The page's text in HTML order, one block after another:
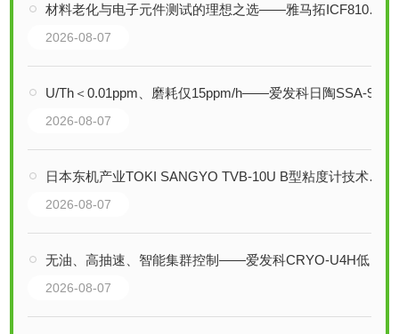
材料老化与电子元件测试的理想之选——雅马拓ICF810C恒温培养箱全性能剖析
2026-08-07
U/Th＜0.01ppm、磨耗仅15ppm/h——爱发科日陶SSA-999W如何守护材料纯净度
2026-08-07
日本东机产业TOKI SANGYO TVB-10U B型粘度计技术解析
2026-08-07
无油、高抽速、智能集群控制——爱发科CRYO-U4H低温真空泵详解
2026-08-07